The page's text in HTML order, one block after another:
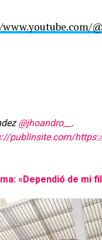
youtube.com/
@jhoandro__ .
publinsite.com/htt
«Dependió de mi